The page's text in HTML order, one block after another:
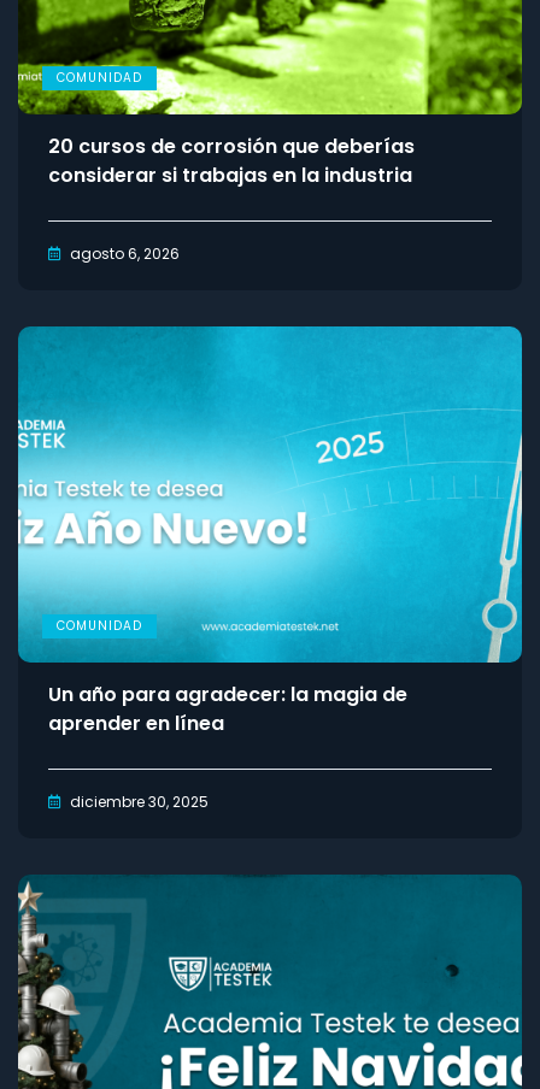
COMUNIDAD
20 cursos de corrosión que deberías
considerar si trabajas en la industria
agosto 6, 2026
COMUNIDAD
Un año para agradecer: la magia de
aprender en línea
diciembre 30, 2025